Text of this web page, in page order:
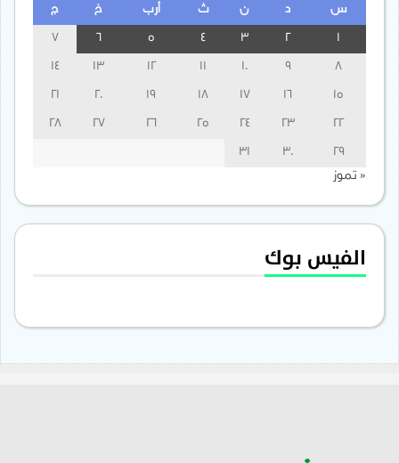
س ن ث أرب خ ج
3
13
14
15
16
17
18
19
20
21
22
23
24
25
26
27
28
29
30
31
« تموز
الفيس بوك